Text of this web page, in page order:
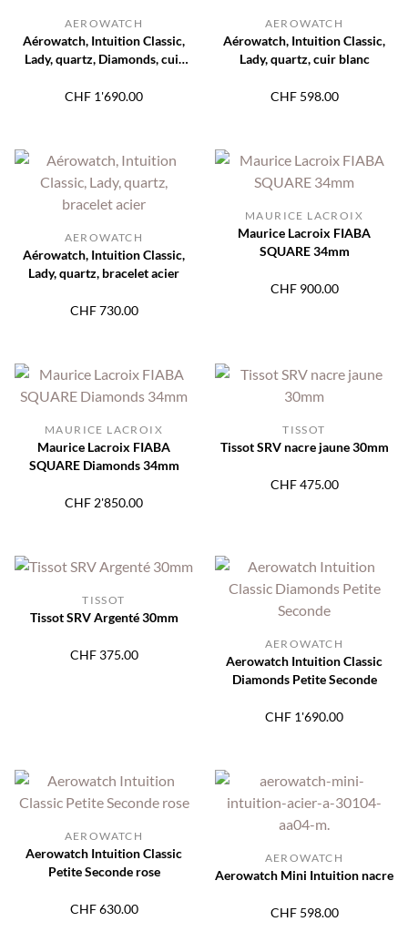
Aérowatch, Intuition Classic,
Lady, quartz, Diamonds, cuir
AEROWATCH
CHF 1'690.00
Aérowatch, Intuition Classic,
Lady, quartz, cuir blanc
AEROWATCH
CHF598.00
Aérowatch, Intuition Classic,
Lady, quartz, bracelet acier
AEROWATCH
CHF730.00
Maurice Lacroix FIABA
SQUARE 34mm
MAURICE LACROIX
CHF900.00
Maurice Lacroix FIABA
SQUARE Diamonds 34mm
MAURICE LACROIX
CHF 2'850.00
Tissot SRV nacre jaune 30mm
TISSOT
CHF475.00
Tissot SRV Argenté 30mm
TISSOT
CHF375.00
Aerowatch Intuition Classic
Diamonds Petite Seconde
AEROWATCH
CHF 1'690.00
Aerowatch Intuition Classic
Petite Seconde rose
AEROWATCH
CHF630.00
Aerowatch Mini Intuition nacre
AEROWATCH
CHF598.00